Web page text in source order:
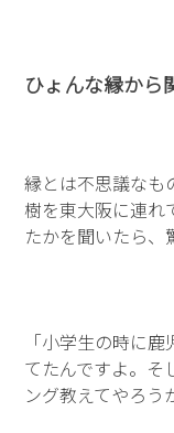
ひょんな縁から
縁とは不思議なも
樹を東大阪に連れ
たかを聞いたら、
「小学生の時に
てたんですよ。そ
ング教えてやろう